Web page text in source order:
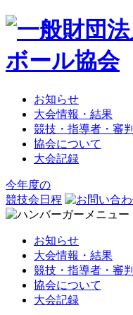
お知らせ
大会情報・結果
競技・指導者・審判
協会について
大会記録
今年度の
競技会日程
お知らせ
大会情報・結果
競技・指導者・審判
協会について
大会記録